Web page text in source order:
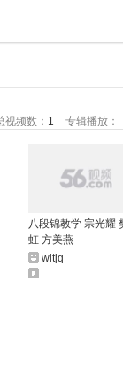
视频数： 1 专辑播放：
八段锦教学 宗光耀
虹 方美燕
wltjq